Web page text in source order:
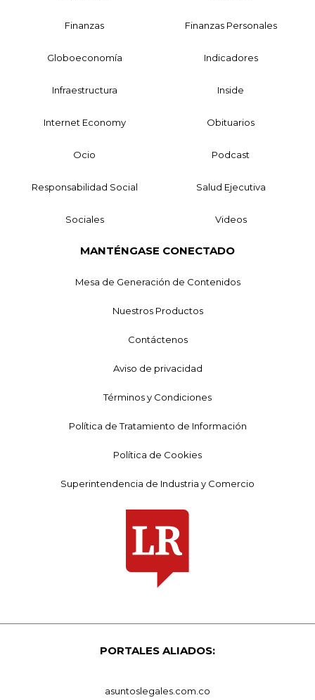
Finanzas Finanzas Personales
Globoeconomía Indicadores
Infraestructura Inside
Internet Economy Obituarios
Ocio Podcast
Responsabilidad Social Salud Ejecutiva
Sociales Videos
MANTÉNGASE CONECTADO
Mesa de Generación de Contenidos
Nuestros Productos
Contáctenos
Aviso de privacidad
Términos y Condiciones
Política de Tratamiento de Información
Política de Cookies
Superintendencia de Industria y Comercio
PORTALES ALIADOS:
asuntoslegales.com.co